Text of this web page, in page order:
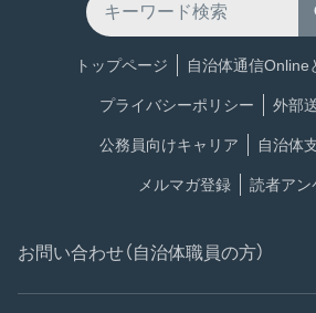
トップページ 自治体通信Online
プライバシーポリシー 外部
公務員向けキャリア 自治体
メルマガ登録 読者アン
お問い合わせ（自治体職員の方）